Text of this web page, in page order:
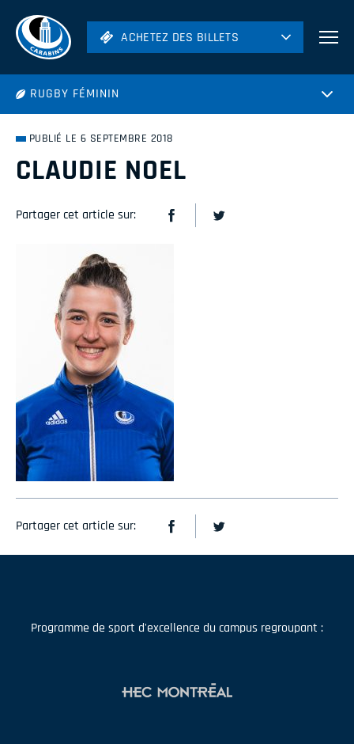
ACHETEZ DES BILLETS
Hockey
ACHETEZ DES BILLETS
RUGBY FÉMININ
PUBLIÉ LE 6 SEPTEMBRE 2018
CLAUDIE NOEL
Partager cet article sur:
Partager cet article sur:
Programme de sport d'excellence du campus regroupant :